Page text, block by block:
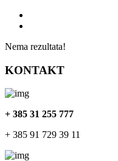
Nema rezultata!
KONTAKT
+ 385 31 255 777
+ 385 91 729 39 11